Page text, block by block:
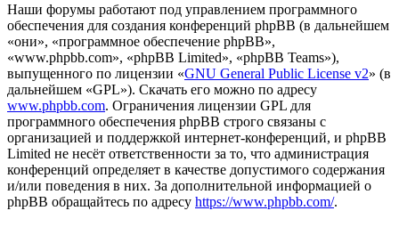
Наши форумы работают под управлением программного
обеспечения для создания конференций phpBB (в дальнейшем
«они», «программное обеспечение phpBB»,
«www.phpbb.com», «phpBB Limited», «phpBB Teams»),
выпущенного по лицензии «GNU General Public License v2» (в
дальнейшем «GPL»). Скачать его можно по адресу
www.phpbb.com. Ограничения лицензии GPL для
программного обеспечения phpBB строго связаны с
организацией и поддержкой интернет-конференций, и phpBB
Limited не несёт ответственности за то, что администрация
конференций определяет в качестве допустимого содержания
и/или поведения в них. За дополнительной информацией о
phpBB обращайтесь по адресу https://www.phpbb.com/.